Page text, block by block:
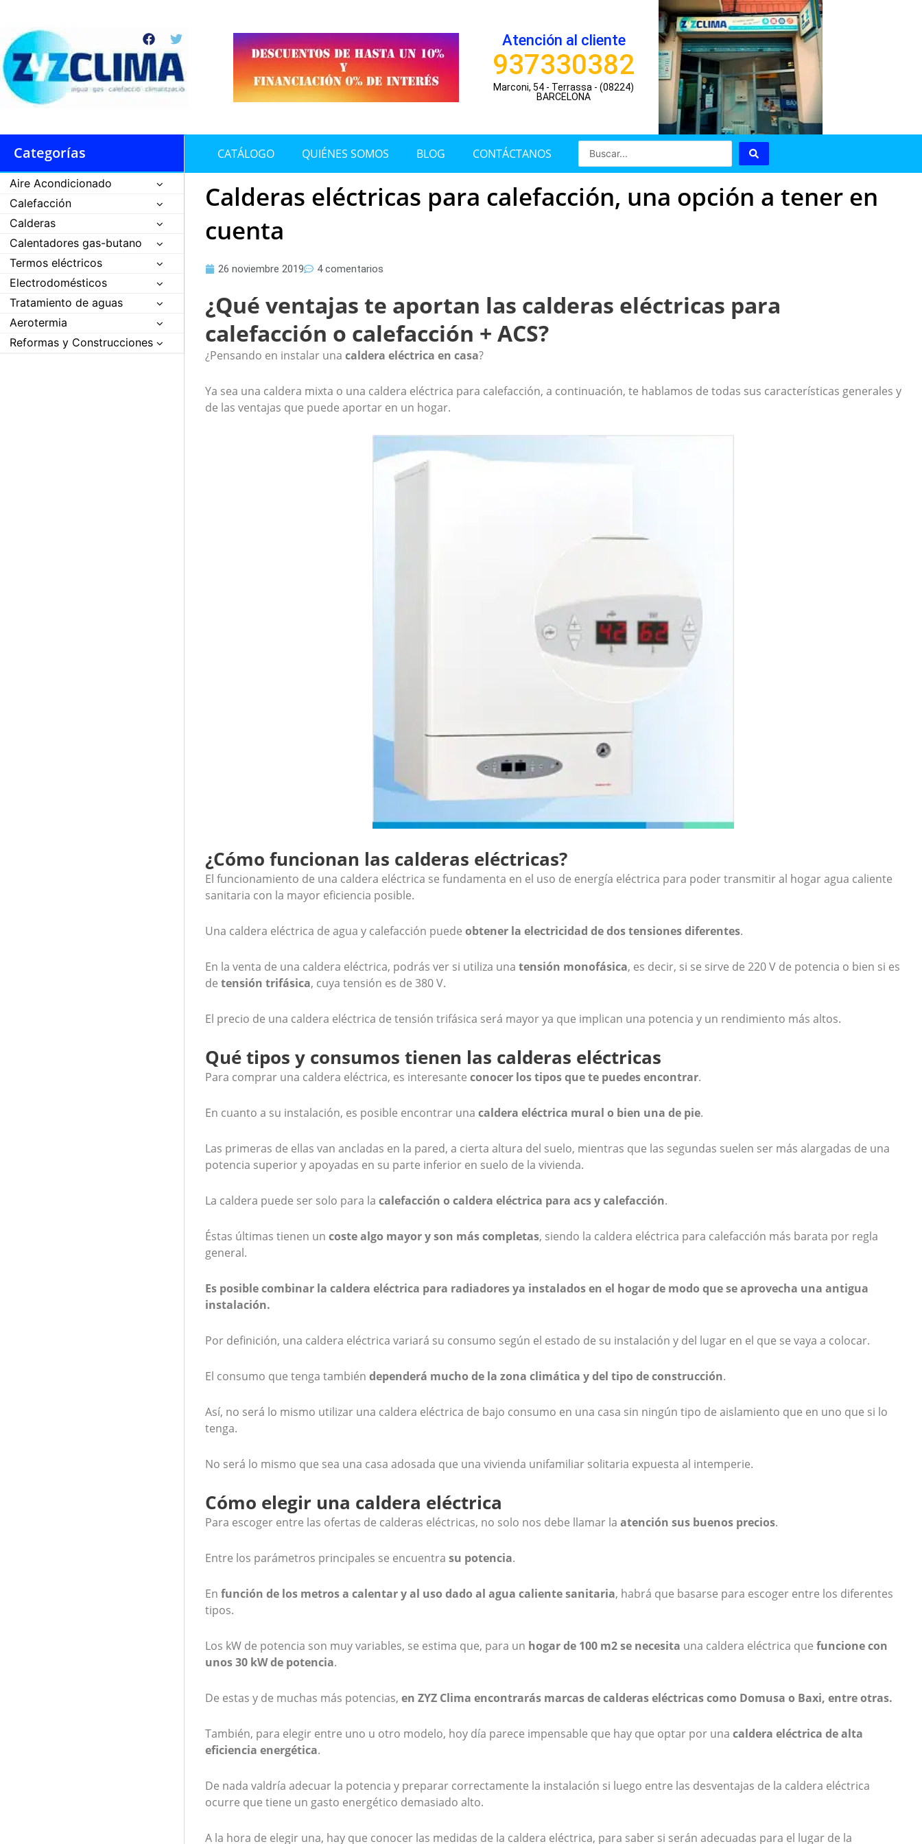
contenido
F
a
c
e
b
o
T
w
i
t
t
e
Atención al cliente
937330382
Marconi, 54 - Terrassa - (08224)
BARCELONA
CATÁLOGO QUIÉNES SOMOS BLOG CONTÁCTANOS
Search
...
Categorías
Aire Acondicionado
Calefacción
Calderas
Calentadores gas-butano
Termos eléctricos
Electrodomésticos
Tratamiento de aguas
Aerotermia
Reformas y Construcciones
Calderas eléctricas para calefacción, una opción a tener en
cuenta
26 noviembre 2019 4 comentarios
¿Qué ventajas te aportan las calderas eléctricas para
calefacción o calefacción + ACS?
¿Pensando en instalar una caldera eléctrica en casa?
Ya sea una caldera mixta o una caldera eléctrica para calefacción, a continuación, te hablamos de todas sus características generales y
de las ventajas que puede aportar en un hogar.
¿Cómo funcionan las calderas eléctricas?
El funcionamiento de una caldera eléctrica se fundamenta en el uso de energía eléctrica para poder transmitir al hogar agua caliente
sanitaria con la mayor eficiencia posible.
Una caldera eléctrica de agua y calefacción puede obtener la electricidad de dos tensiones diferentes.
En la venta de una caldera eléctrica, podrás ver si utiliza una tensión monofásica, es decir, si se sirve de 220 V de potencia o bien si es
de tensión trifásica, cuya tensión es de 380 V.
El precio de una caldera eléctrica de tensión trifásica será mayor ya que implican una potencia y un rendimiento más altos.
Qué tipos y consumos tienen las calderas eléctricas
Para comprar una caldera eléctrica, es interesante conocer los tipos que te puedes encontrar.
En cuanto a su instalación, es posible encontrar una caldera eléctrica mural o bien una de pie.
Las primeras de ellas van ancladas en la pared, a cierta altura del suelo, mientras que las segundas suelen ser más alargadas de una
potencia superior y apoyadas en su parte inferior en suelo de la vivienda.
La caldera puede ser solo para la calefacción o caldera eléctrica para acs y calefacción.
Éstas últimas tienen un coste algo mayor y son más completas, siendo la caldera eléctrica para calefacción más barata por regla
general.
Es posible combinar la caldera eléctrica para radiadores ya instalados en el hogar de modo que se aprovecha una antigua
instalación.
Por definición, una caldera eléctrica variará su consumo según el estado de su instalación y del lugar en el que se vaya a colocar.
El consumo que tenga también dependerá mucho de la zona climática y del tipo de construcción.
Así, no será lo mismo utilizar una caldera eléctrica de bajo consumo en una casa sin ningún tipo de aislamiento que en uno que si lo
tenga.
No será lo mismo que sea una casa adosada que una vivienda unifamiliar solitaria expuesta al intemperie.
Cómo elegir una caldera eléctrica
Para escoger entre las ofertas de calderas eléctricas, no solo nos debe llamar la atención sus buenos precios.
Entre los parámetros principales se encuentra su potencia.
En función de los metros a calentar y al uso dado al agua caliente sanitaria, habrá que basarse para escoger entre los diferentes
tipos.
Los kW de potencia son muy variables, se estima que, para un hogar de 100 m2 se necesita una caldera eléctrica que funcione con
unos 30 kW de potencia.
De estas y de muchas más potencias, en ZYZ Clima encontrarás marcas de calderas eléctricas como Domusa o Baxi, entre otras.
También, para elegir entre uno u otro modelo, hoy día parece impensable que hay que optar por una caldera eléctrica de alta
eficiencia energética.
De nada valdría adecuar la potencia y preparar correctamente la instalación si luego entre las desventajas de la caldera eléctrica
ocurre que tiene un gasto energético demasiado alto.
A la hora de elegir una, hay que conocer las medidas de la caldera eléctrica, para saber si serán adecuadas para el lugar de la